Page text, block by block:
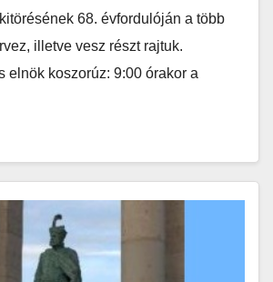
68. évfordulóján a több
illetve vesz részt rajtuk.
elnök koszorúz: 9:00 órakor a